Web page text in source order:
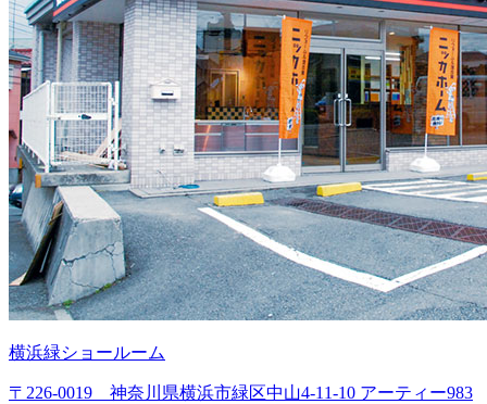
横浜緑ショールーム
〒226-0019 神奈川県横浜市緑区中山4-11-10 アーティー983